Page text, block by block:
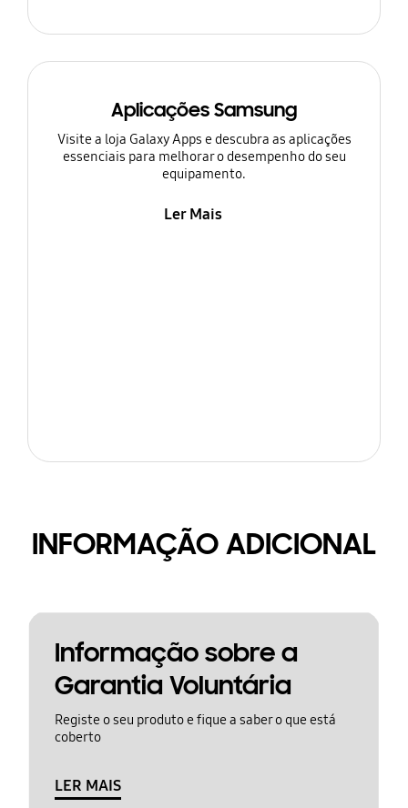
Aplicações Samsung
Visite a loja Galaxy Apps e descubra as aplicações
essenciais para melhorar o desempenho do seu
equipamento.
Ler Mais
INFORMAÇÃO ADICIONAL
Informação sobre a
Garantia Voluntária
Registe o seu produto e fique a saber o que está
coberto
LER MAIS